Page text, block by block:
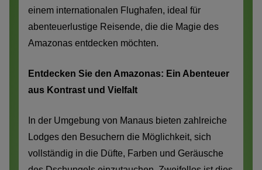
einem internationalen Flughafen, ideal für
abenteuerlustige Reisende, die die Magie des
Amazonas entdecken möchten.
Entdecken Sie den Amazonas: Ein Abenteuer
aus Kontrast und Vielfalt
In der Umgebung von Manaus bieten zahlreiche
Lodges den Besuchern die Möglichkeit, sich
vollständig in die Düfte, Farben und Geräusche